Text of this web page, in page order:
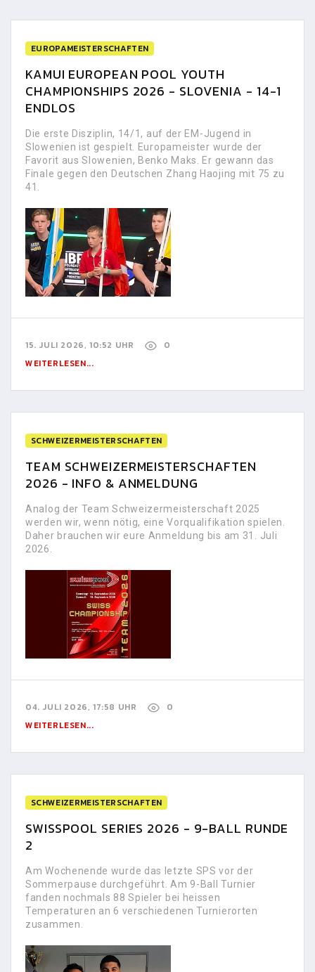
EUROPAMEISTERSCHAFTEN
KAMUI EUROPEAN POOL YOUTH
CHAMPIONSHIPS 2026 - SLOVENIA - 14-1
ENDLOS
Die erste Disziplin, 14/1, auf der EM-Jugend in
Slowenien ist gespielt. Europameister wurde der
Favorit aus Slowenien, Benko Maks. Er gewann das
Finale gegen den Deutschen Zhang Haojing mit 75 zu
41.
15. JULI 2026, 10:52 UHR
0
WEITERLESEN...
SCHWEIZERMEISTERSCHAFTEN
TEAM SCHWEIZERMEISTERSCHAFTEN
2026 - INFO & ANMELDUNG
Analog der Team Schweizermeisterschaft 2025
werden wir, wenn nötig, eine Vorqualifikation spielen.
Daher brauchen wir eure Anmeldung bis am 31. Juli
2026.
04. JULI 2026, 17:58 UHR
0
WEITERLESEN...
SCHWEIZERMEISTERSCHAFTEN
SWISSPOOL SERIES 2026 - 9-BALL RUNDE
2
Am Wochenende wurde das letzte SPS vor der
Sommerpause durchgeführt. Am 9-Ball Turnier
fanden nochmals 88 Spieler bei heissen
Temperaturen an 6 verschiedenen Turnierorten
zusammen.